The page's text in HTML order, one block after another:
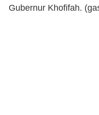
Gubernur Khofifah. (